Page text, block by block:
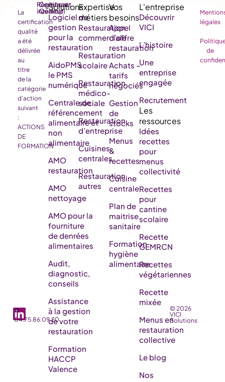
☎️
04.75.86.09.20
La
certification
qualité
a été
délivrée
au
titre
de la
catégorie
d’action
suivant
:
ACTIONS
DE
FORMATION
Règlement
intérieur
Certificat
Qualiopi
Logiciel de
gestion
pour la
restauration
AidoPMS
le PMS
numérique
Centrale de
référencement
alimentaire et
non
alimentaire
AMO
restauration
AMO
nettoyage
AMO pour la
fourniture
de denrées
alimentaires
Audit,
diagnostic,
conseils
Assistance
à la gestion
de votre
restauration
Formation
HACCP
Valence
Restauration
commerciale
Restauration
scolaire
Restauration
médico-
sociale
Restauration
d’entreprise
Cuisines
centrales
Restauration
autres
Appel
d’offre
restauration
Achats –
tarifs
négociés
Gestion
de
stocks
Menus
&
recettes
Cuisine
centrale
Plan de
maitrise
sanitaire
Formation
hygiène
alimentaire
Découvrir
VICI
L’histoire
Une
entreprise
engagée
Recrutement
Idées
recettes
pour
menus
collectivité
Recettes
pour
cantine
scolaire
Recette
GEMRCN
Recettes
végétariennes
Recette
mixée
Menus en
restauration
collective
Le blog
Nos
© 2026
VICI
Solutions
légales
de